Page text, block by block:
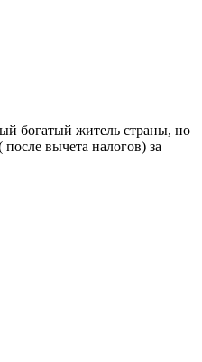
богатый житель страны, но
вычета налогов) за